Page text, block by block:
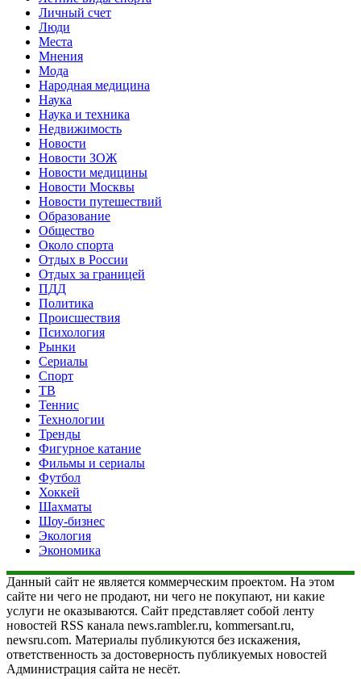
Личный счет
Люди
Места
Мнения
Мода
Народная медицина
Наука
Наука и техника
Недвижимость
Новости
Новости ЗОЖ
Новости медицины
Новости Москвы
Новости путешествий
Образование
Общество
Около спорта
Отдых в России
Отдых за границей
ПДД
Политика
Происшествия
Психология
Рынки
Сериалы
Спорт
ТВ
Теннис
Технологии
Тренды
Фигурное катание
Фильмы и сериалы
Футбол
Хоккей
Шахматы
Шоу-бизнес
Экология
Экономика
Данный сайт не является коммерческим проектом. На этом
сайте ни чего не продают, ни чего не покупают, ни какие
услуги не оказываются. Сайт представляет собой ленту
новостей RSS канала news.rambler.ru, kommersant.ru,
newsru.com. Материалы публикуются без искажения,
ответственность за достоверность публикуемых новостей
Администрация сайта не несёт.